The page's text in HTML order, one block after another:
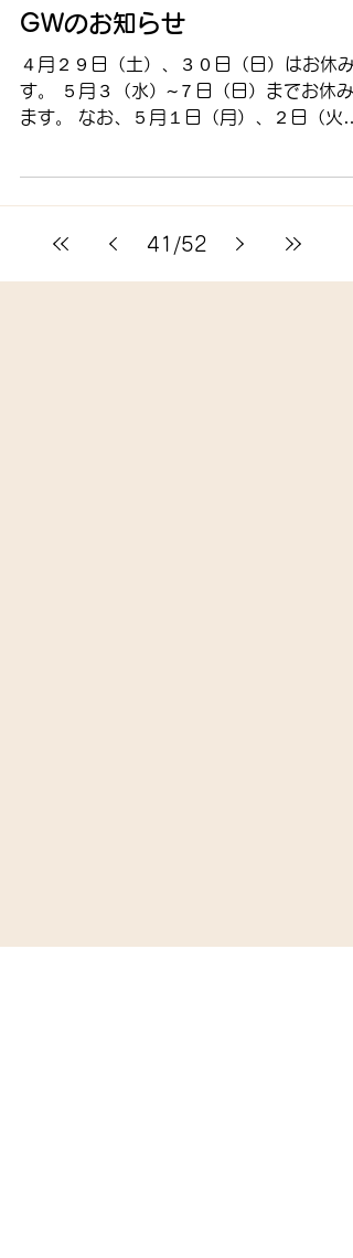
GWのお知らせ
４月２９日（土）、３０日（日）はお休み
す。 ５月３（水）~７日（日）までお休み
ます。 なお、５月１日（月）、２日（火）
41 /52